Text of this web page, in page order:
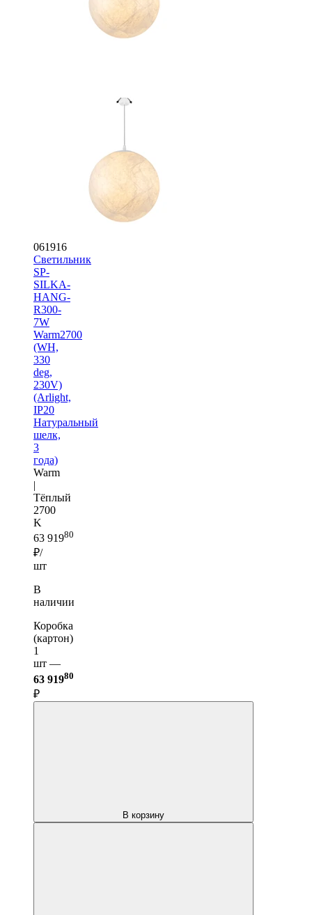
061916
Светильник
SP-
SILKA-
HANG-
R300-
7W
Warm2700
(WH,
330
deg,
230V)
(Arlight,
IP20
Натуральный
шелк,
3
года)
Warm
|
Тёплый
2700
K
63 91980
₽/
шт
В
наличии
Коробка
(картон)
1
шт —
63 91980
₽
В корзину